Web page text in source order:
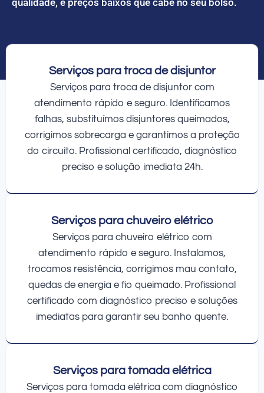
Serviços para troca de disjuntor
Serviços para troca de disjuntor com
atendimento rápido e seguro. Identificamos
falhas, substituímos disjuntores queimados,
corrigimos sobrecarga e garantimos a proteção
do circuito. Profissional certificado, diagnóstico
preciso e solução imediata 24h.
Serviços para chuveiro elétrico
Serviços para chuveiro elétrico com
atendimento rápido e seguro. Instalamos,
trocamos resistência, corrigimos mau contato,
quedas de energia e fio queimado. Profissional
certificado com diagnóstico preciso e soluções
imediatas para garantir seu banho quente.
Serviços para tomada elétrica
Serviços para tomada elétrica com diagnóstico